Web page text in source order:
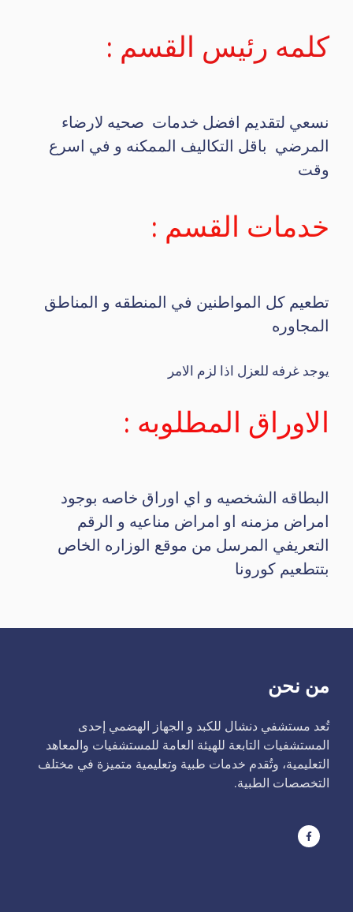
كلمه رئيس القسم :
نسعي لتقديم افضل خدمات صحيه لارضاء
المرضي باقل التكاليف الممكنه و في اسرع
وقت
خدمات القسم :
تطعيم كل المواطنين في المنطقه و المناطق
المجاوره
يوجد غرفه للعزل اذا لزم الامر
الاوراق المطلوبه :
البطاقه الشخصيه و اي اوراق خاصه بوجود
امراض مزمنه او امراض مناعيه و الرقم
التعريفي المرسل من موقع الوزاره الخاص
بتتطعيم كورونا
من نحن
تُعد مستشفي دنشال للكبد و الجهاز الهضمي إحدى
المستشفيات التابعة للهيئة العامة للمستشفيات والمعاهد
التعليمية، وتُقدم خدمات طبية وتعليمية متميزة في مختلف
التخصصات الطبية.